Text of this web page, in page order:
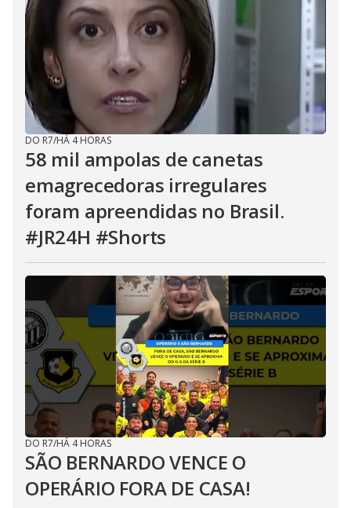
DO R7/HÁ 4 HORAS
58 mil ampolas de canetas
emagrecedoras irregulares
foram apreendidas no Brasil.
#JR24H #Shorts
DO R7/HÁ 4 HORAS
SÃO BERNARDO VENCE O
OPERÁRIO FORA DE CASA!